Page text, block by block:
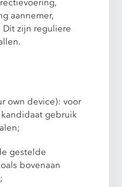
aannemer,
zijn reguliere
own device): voor
gebruik
gestelde
bovenaan